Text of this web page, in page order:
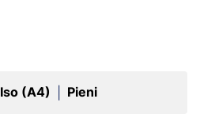
Iso (A4) Pieni